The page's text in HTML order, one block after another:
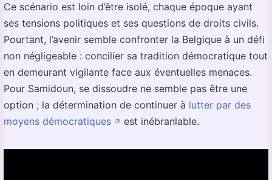
Ce scénario est loin d’être isolé, chaque époque ayant
ses tensions politiques et ses questions de droits civils.
Pourtant, l’avenir semble confronter la Belgique à un défi
non négligeable : concilier sa tradition démocratique tout
en demeurant vigilante face aux éventuelles menaces.
Pour Samidoun, se dissoudre ne semble pas être une
option ; la détermination de continuer à lutter par des
moyens démocratiques ↗️ est inébranlable.